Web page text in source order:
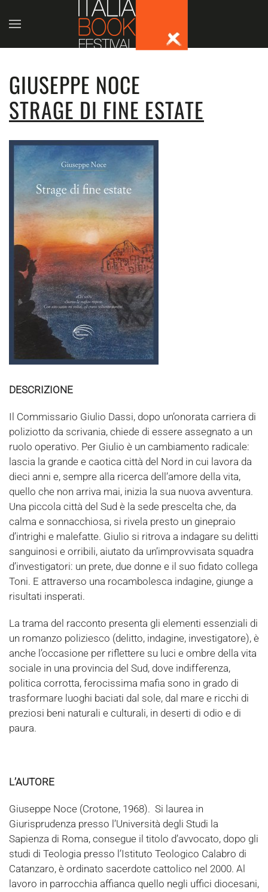
Skip to main content
GIUSEPPE NOCE
STRAGE DI FINE ESTATE
DESCRIZIONE
Il Commissario Giulio Dassi, dopo un’onorata carriera di
poliziotto da scrivania, chiede di essere assegnato a un
ruolo operativo. Per Giulio è un cambiamento radicale:
lascia la grande e caotica città del Nord in cui lavora da
dieci anni e, sempre alla ricerca dell’amore della vita,
quello che non arriva mai, inizia la sua nuova avventura.
Una piccola città del Sud è la sede prescelta che, da
calma e sonnacchiosa, si rivela presto un ginepraio
d’intrighi e malefatte. Giulio si ritrova a indagare su delitti
sanguinosi e orribili, aiutato da un’improvvisata squadra
d’investigatori: un prete, due donne e il suo fidato collega
Toni. E attraverso una rocambolesca indagine, giunge a
risultati insperati.
La trama del racconto presenta gli elementi essenziali di
un romanzo poliziesco (delitto, indagine, investigatore), è
anche l’occasione per riflettere su luci e ombre della vita
sociale in una provincia del Sud, dove indifferenza,
politica corrotta, ferocissima mafia sono in grado di
trasformare luoghi baciati dal sole, dal mare e ricchi di
preziosi beni naturali e culturali, in deserti di odio e di
paura.
L’AUTORE
Giuseppe Noce (Crotone, 1968). Si laurea in
Giurisprudenza presso l’Università degli Studi la
Sapienza di Roma, consegue il titolo d’avvocato, dopo gli
studi di Teologia presso l’Istituto Teologico Calabro di
Catanzaro, è ordinato sacerdote cattolico nel 2000. Al
lavoro in parrocchia affianca quello negli uffici diocesani,